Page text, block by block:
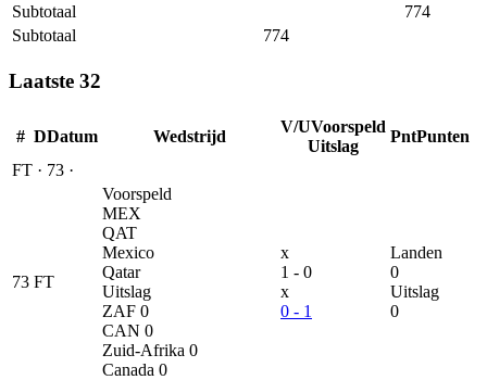
Subtotaal
774
Subtotaal
774
Laatste 32
# DDatum Wedstrijd
V/UVoorspeld
Uitslag
PntPunten
FT · 73 ·
73 FT
Voorspeld
MEX
QAT
Mexico
Qatar
Uitslag
ZAF 0
CAN 0
Zuid-Afrika 0
Canada 0
x
1 - 0
x
0 - 1
Landen
0
Uitslag
0